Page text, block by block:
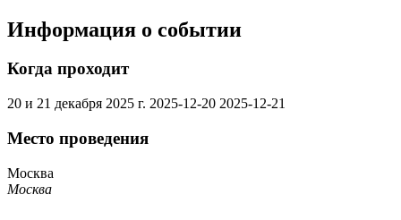
Информация о событии
Когда проходит
20 и 21 декабря 2025 г. 2025-12-20 2025-12-21
Место проведения
Москва
Москва